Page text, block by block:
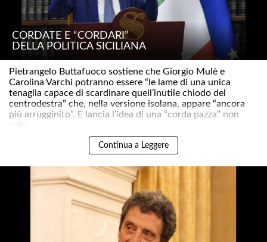
CORDATE E “CORDARI”
DELLA POLITICA SICILIANA
Pietrangelo Buttafuoco sostiene che Giorgio Mulè e
Carolina Varchi potranno essere “le lame di una unica
tenaglia capace di scardinare quell’inutile chiodo del
centrodestra” che, nella versione isolana, appare “ancora
più arrugginito”. E lancia l’idea di una “corda pazza” non
solo ..
Continua a Leggere